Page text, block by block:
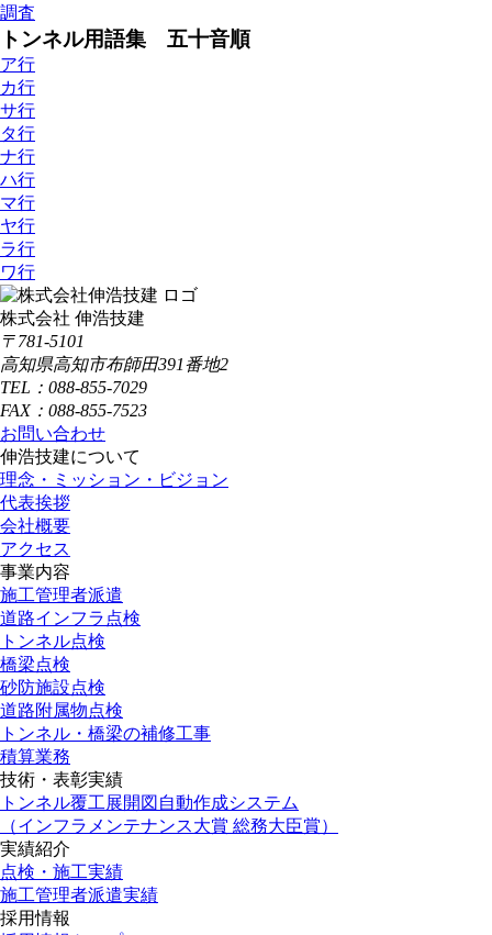
調査
トンネル用語集 五十音順
ア行
カ行
サ行
タ行
ナ行
ハ行
マ行
ヤ行
ラ行
ワ行
株式会社 伸浩技建
〒781-5101
高知県高知市布師田391番地2
TEL：088-855-7029
FAX：088-855-7523
お問い合わせ
伸浩技建について
理念・ミッション・ビジョン
代表挨拶
会社概要
アクセス
事業内容
施工管理者派遣
道路インフラ点検
トンネル点検
橋梁点検
砂防施設点検
道路附属物点検
トンネル・橋梁の補修工事
積算業務
技術・表彰実績
トンネル覆工展開図自動作成システム
（インフラメンテナンス大賞 総務大臣賞）
実績紹介
点検・施工実績
施工管理者派遣実績
採用情報